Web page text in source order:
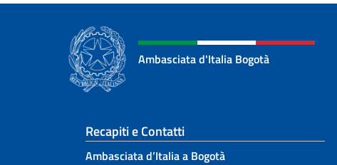
Ambasciata d'Italia Bogotà
Sezione footer
Recapiti e Contatti
Ambasciata d’Italia a Bogotà